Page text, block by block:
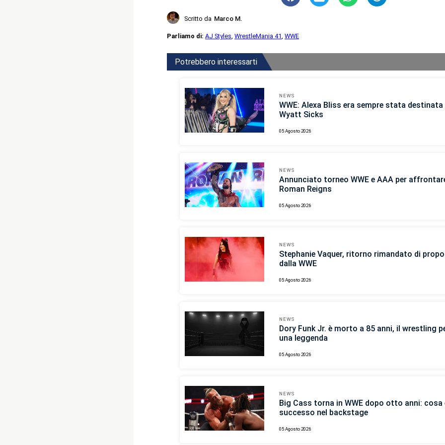
Scritto da Marco M.
Parliamo di: AJ Styles, WrestleMania 41, WWE
Potrebbero interessarti
NEWS
WWE: Alexa Bliss era sempre stata destinata
Wyatt Sicks
05 Agosto 2026
NEWS
Annunciato torneo WWE e AAA per
Roman Reigns
05 Agosto 2026
NEWS
Stephanie Vaquer, ritorno rimandato di
dalla WWE
05 Agosto 2026
NEWS
Dory Funk Jr. è morto a 85 anni, il wrestling
una leggenda
05 Agosto 2026
NEWS
Big Cass torna in WWE dopo otto anni: cosa
successo nel backstage
05 Agosto 2026